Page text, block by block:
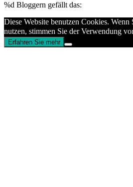
%d Bloggern gefällt das:
Diese Website benutzen Cookies. Wenn
nutzen, stimmen Sie der Verwendung
Erfahren Sie mehr